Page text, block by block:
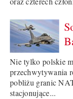
Nie tylko polskie
przechwytywania
pobliżu granic
stacjonujące...